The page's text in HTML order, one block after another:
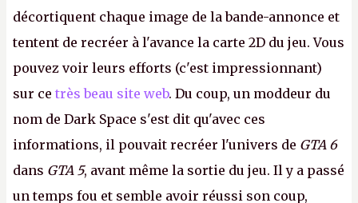
décortiquent chaque image de la bande-annonce et
tentent de recréer à l'avance la carte 2D du jeu. Vous
pouvez voir leurs efforts (c'est impressionnant)
sur ce très beau site web. Du coup, un moddeur du
nom de Dark Space s'est dit qu'avec ces
informations, il pouvait recréer l'univers de GTA 6
dans GTA 5, avant même la sortie du jeu. Il y a passé
un temps fou et semble avoir réussi son coup,